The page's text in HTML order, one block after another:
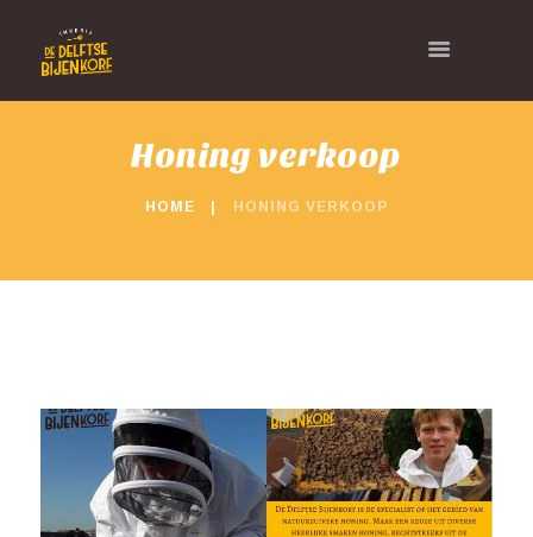
Honing verkoop
HOME HONING VERKOOP